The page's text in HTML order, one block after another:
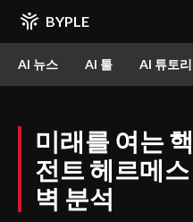
BYPLE
AI 뉴스 AI 툴 AI 튜토
미래를 여는
전트 헤르메
벽 분석